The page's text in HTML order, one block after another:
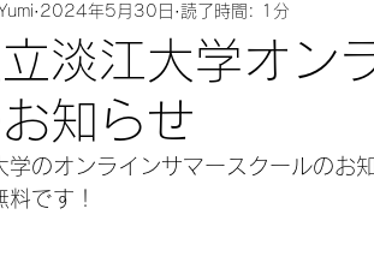
金 奨学金 海外進学
見学会
淡江大学オン
知らせ
2024年5月30日 読了時間: 1分
学のオンラインサマースクールのお
です！